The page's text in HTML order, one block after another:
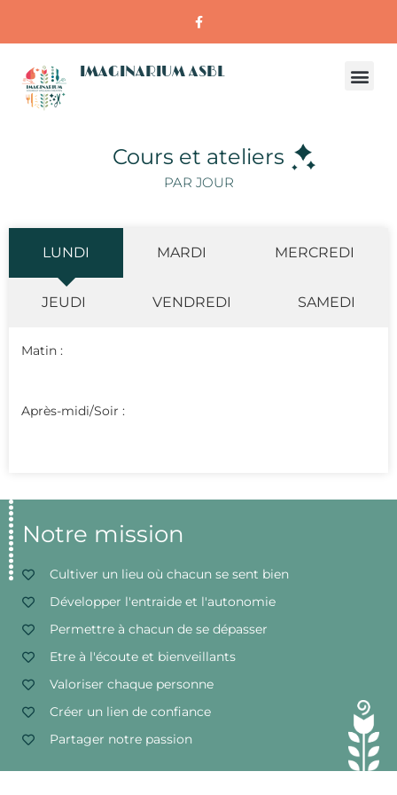
IMAGINARIUM ASBL
Cours et ateliers
PAR JOUR
LUNDI MARDI MERCREDI
JEUDI VENDREDI SAMEDI
Matin :
Après-midi/Soir :
Notre mission
Cultiver un lieu où chacun se sent bien
Développer l'entraide et l'autonomie
Permettre à chacun de se dépasser
Etre à l'écoute et bienveillants
Valoriser chaque personne
Créer un lien de confiance
Partager notre passion